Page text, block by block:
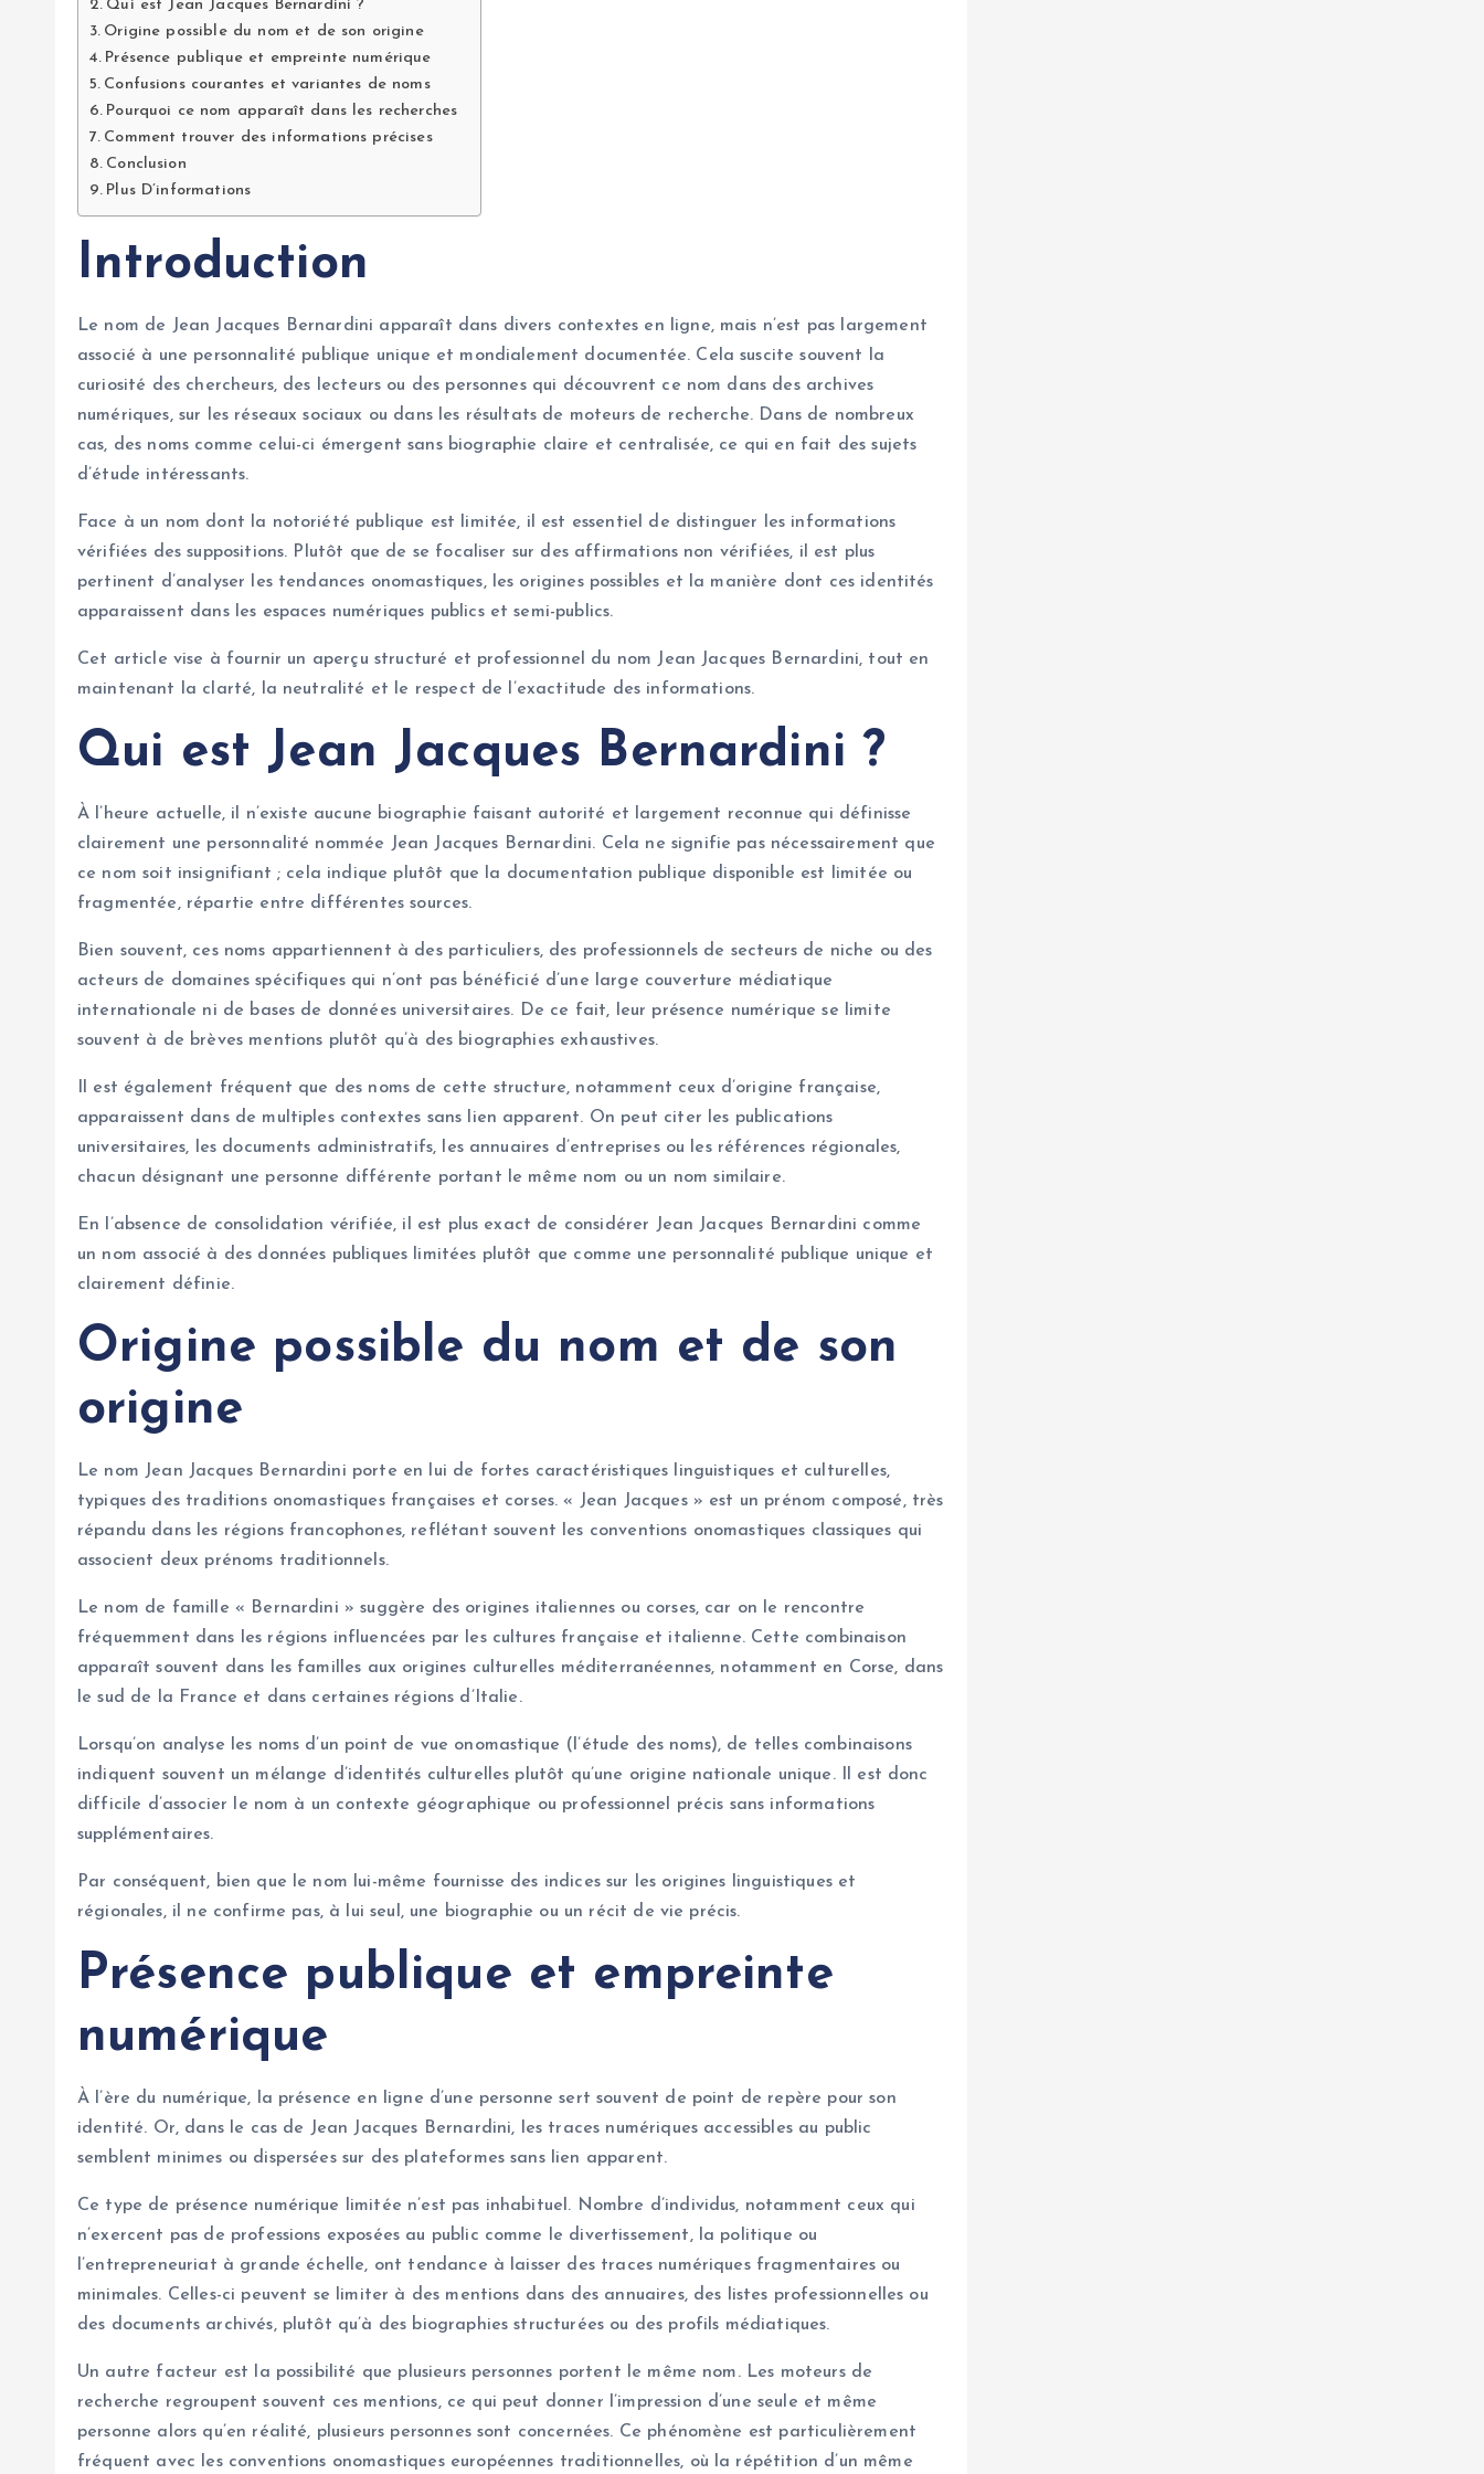
Qui est Jean Jacques Bernardini ?
Origine possible du nom et de son origine
Présence publique et empreinte numérique
Confusions courantes et variantes de noms
Pourquoi ce nom apparaît dans les recherches
Comment trouver des informations précises
Conclusion
Plus D’informations
Introduction
Le nom de Jean Jacques Bernardini apparaît dans divers contextes en ligne, mais n’est pas largement
associé à une personnalité publique unique et mondialement documentée. Cela suscite souvent la
curiosité des chercheurs, des lecteurs ou des personnes qui découvrent ce nom dans des archives
numériques, sur les réseaux sociaux ou dans les résultats de moteurs de recherche. Dans de nombreux
cas, des noms comme celui-ci émergent sans biographie claire et centralisée, ce qui en fait des sujets
d’étude intéressants.
Face à un nom dont la notoriété publique est limitée, il est essentiel de distinguer les informations
vérifiées des suppositions. Plutôt que de se focaliser sur des affirmations non vérifiées, il est plus
pertinent d’analyser les tendances onomastiques, les origines possibles et la manière dont ces identités
apparaissent dans les espaces numériques publics et semi-publics.
Cet article vise à fournir un aperçu structuré et professionnel du nom Jean Jacques Bernardini, tout en
maintenant la clarté, la neutralité et le respect de l’exactitude des informations.
Qui est Jean Jacques Bernardini ?
À l’heure actuelle, il n’existe aucune biographie faisant autorité et largement reconnue qui définisse
clairement une personnalité nommée Jean Jacques Bernardini. Cela ne signifie pas nécessairement que
ce nom soit insignifiant ; cela indique plutôt que la documentation publique disponible est limitée ou
fragmentée, répartie entre différentes sources.
Bien souvent, ces noms appartiennent à des particuliers, des professionnels de secteurs de niche ou des
acteurs de domaines spécifiques qui n’ont pas bénéficié d’une large couverture médiatique
internationale ni de bases de données universitaires. De ce fait, leur présence numérique se limite
souvent à de brèves mentions plutôt qu’à des biographies exhaustives.
Il est également fréquent que des noms de cette structure, notamment ceux d’origine française,
apparaissent dans de multiples contextes sans lien apparent. On peut citer les publications
universitaires, les documents administratifs, les annuaires d’entreprises ou les références régionales,
chacun désignant une personne différente portant le même nom ou un nom similaire.
En l’absence de consolidation vérifiée, il est plus exact de considérer Jean Jacques Bernardini comme
un nom associé à des données publiques limitées plutôt que comme une personnalité publique unique et
clairement définie.
Origine possible du nom et de son
origine
Le nom Jean Jacques Bernardini porte en lui de fortes caractéristiques linguistiques et culturelles,
typiques des traditions onomastiques françaises et corses. « Jean Jacques » est un prénom composé, très
répandu dans les régions francophones, reflétant souvent les conventions onomastiques classiques qui
associent deux prénoms traditionnels.
Le nom de famille « Bernardini » suggère des origines italiennes ou corses, car on le rencontre
fréquemment dans les régions influencées par les cultures française et italienne. Cette combinaison
apparaît souvent dans les familles aux origines culturelles méditerranéennes, notamment en Corse, dans
le sud de la France et dans certaines régions d’Italie.
Lorsqu’on analyse les noms d’un point de vue onomastique (l’étude des noms), de telles combinaisons
indiquent souvent un mélange d’identités culturelles plutôt qu’une origine nationale unique. Il est donc
difficile d’associer le nom à un contexte géographique ou professionnel précis sans informations
supplémentaires.
Par conséquent, bien que le nom lui-même fournisse des indices sur les origines linguistiques et
régionales, il ne confirme pas, à lui seul, une biographie ou un récit de vie précis.
Présence publique et empreinte
numérique
À l’ère du numérique, la présence en ligne d’une personne sert souvent de point de repère pour son
identité. Or, dans le cas de Jean Jacques Bernardini, les traces numériques accessibles au public
semblent minimes ou dispersées sur des plateformes sans lien apparent.
Ce type de présence numérique limitée n’est pas inhabituel. Nombre d’individus, notamment ceux qui
n’exercent pas de professions exposées au public comme le divertissement, la politique ou
l’entrepreneuriat à grande échelle, ont tendance à laisser des traces numériques fragmentaires ou
minimales. Celles-ci peuvent se limiter à des mentions dans des annuaires, des listes professionnelles ou
des documents archivés, plutôt qu’à des biographies structurées ou des profils médiatiques.
Un autre facteur est la possibilité que plusieurs personnes portent le même nom. Les moteurs de
recherche regroupent souvent ces mentions, ce qui peut donner l’impression d’une seule et même
personne alors qu’en réalité, plusieurs personnes sont concernées. Ce phénomène est particulièrement
fréquent avec les conventions onomastiques européennes traditionnelles, où la répétition d’un même